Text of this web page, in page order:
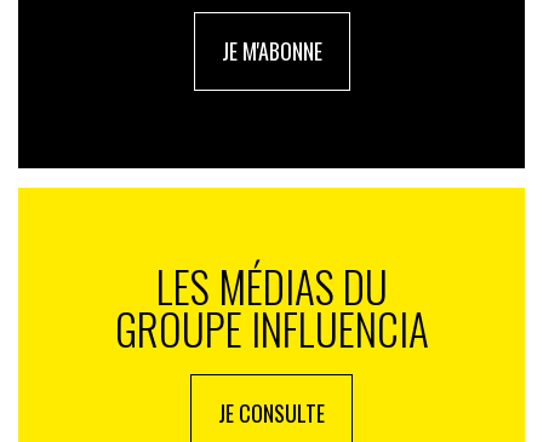
JE M'ABONNE
LES MÉDIAS DU
GROUPE INFLUENCIA
JE CONSULTE